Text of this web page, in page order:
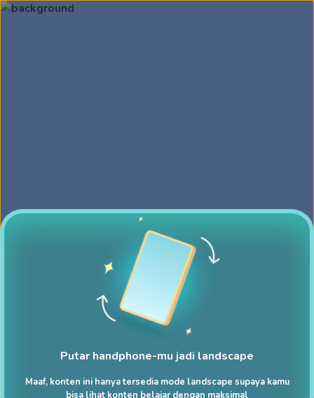
Putar handphone-mu jadi landscape
Maaf, konten ini hanya tersedia mode landscape supaya kamu
bisa lihat konten belajar dengan maksimal